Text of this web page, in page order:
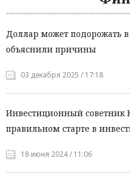
Доллар может подорожать
объяснили причины
03 декабря 2025 / 17:18
Инвестиционный советник
правильном старте в
18 июня 2024 / 11:06